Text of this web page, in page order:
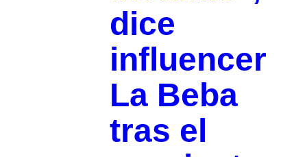
dice
influencer
La Beba
tras el